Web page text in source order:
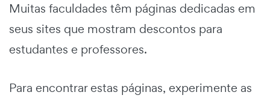
Muitas faculdades têm páginas dedicadas em
seus sites que mostram descontos para
estudantes e professores.
Para encontrar estas páginas, experimente as